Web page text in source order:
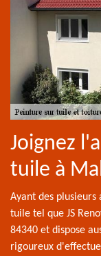
Joignez
tuile à
Ayant des plusieurs
tuile tel que JS
84340 et dispose
rigoureux